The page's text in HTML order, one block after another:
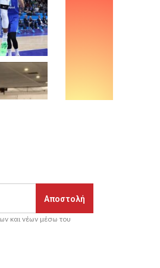
και νέων μέσω του